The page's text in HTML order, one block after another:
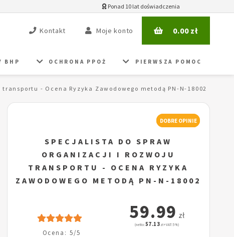
Ponad 10 lat doświadczenia
Kontakt Moje konto 0.00zł
BHP OCHRONA PPOŻ PIERWSZA POMOC
- Ocena Ryzyka Zawodowego metodą PN-N-18002
DOBRE OPINIE
SPECJALISTA DO SPRAW
ORGANIZACJI I ROZWOJU
TRANSPORTU - OCENA RYZYKA
ZAWODOWEGO METODĄ PN-N-18002
Ocena: 5/5
59.99 zł
(netto:57.13 zł + VAT: 5%)